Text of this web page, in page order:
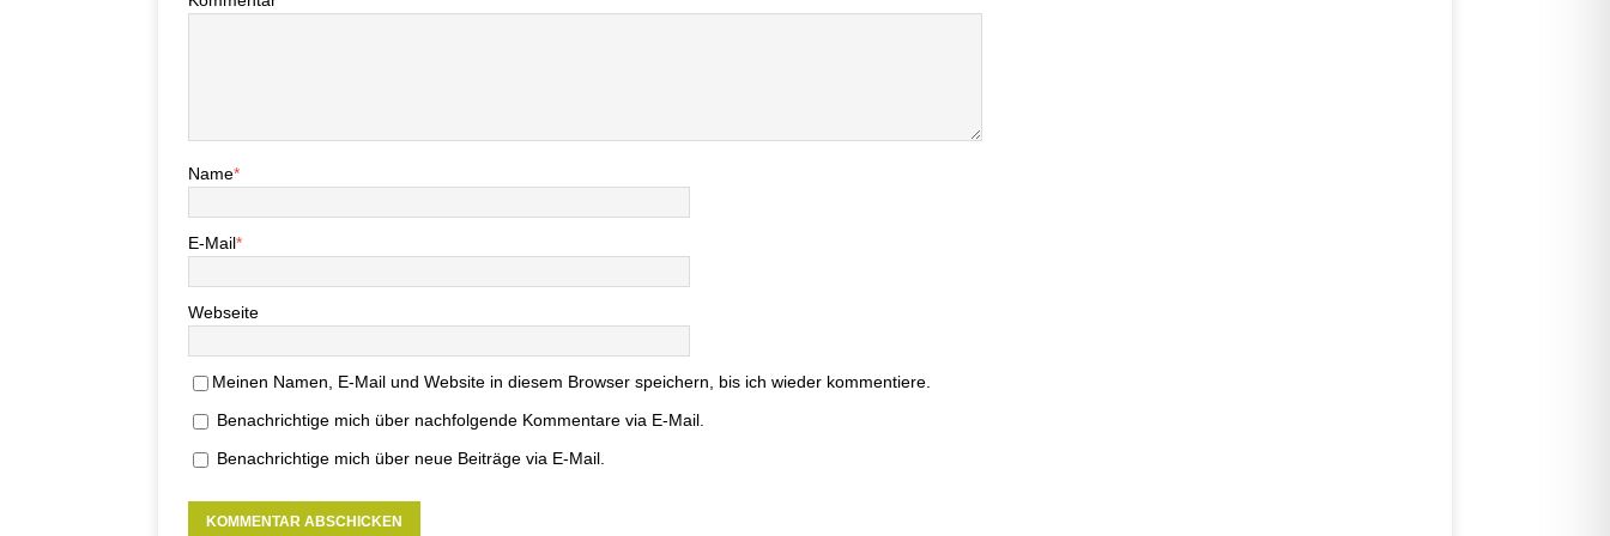
Name*
E-Mail*
Webseite
Meinen Namen, E-Mail und Website in diesem Browser speichern, bis ich wieder kommentiere.
Benachrichtige mich über nachfolgende Kommentare via E-Mail.
Benachrichtige mich über neue Beiträge via E-Mail.